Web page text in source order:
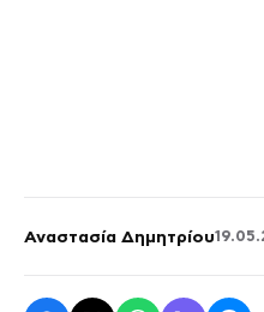
Αναστασία Δημητρίου